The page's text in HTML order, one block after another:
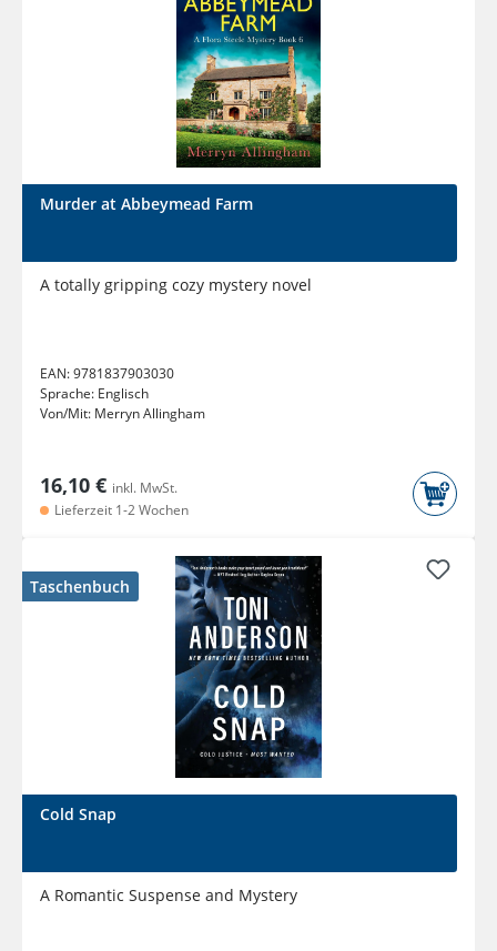
Murder at Abbeymead Farm
A totally gripping cozy mystery novel
EAN:9781837903030
Sprache: Englisch
Von/Mit: Merryn Allingham
16,10 € inkl. MwSt.
Lieferzeit 1-2 Wochen
Taschenbuch
Cold Snap
A Romantic Suspense and Mystery